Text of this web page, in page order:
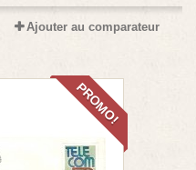
Ajouter au comparateur
PROMO!